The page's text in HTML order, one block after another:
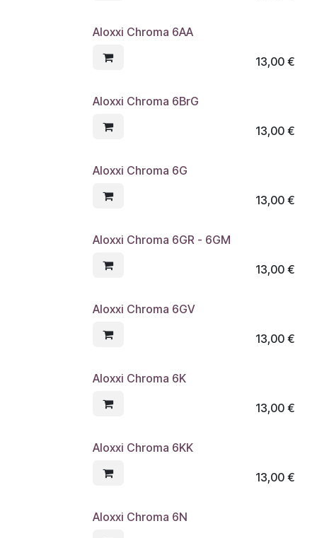
Aloxxi Chroma 6AA
13,00€
Aloxxi Chroma 6BrG
13,00€
Aloxxi Chroma 6G
13,00€
Aloxxi Chroma 6GR - 6GM
13,00€
Aloxxi Chroma 6GV
13,00€
Aloxxi Chroma 6K
13,00€
Aloxxi Chroma 6KK
13,00€
Aloxxi Chroma 6N